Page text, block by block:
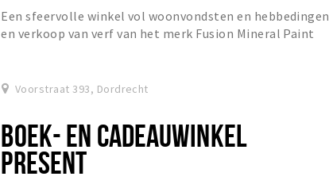
Een sfeervolle winkel vol woonvondsten en hebbedingen
en verkoop van verf van het merk Fusion Mineral Paint
Voorstraat 393, Dordrecht
BOEK- EN CADEAUWINKEL
PRESENT